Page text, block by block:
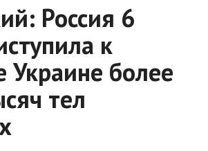
Россия 6
к
Украине более
тел